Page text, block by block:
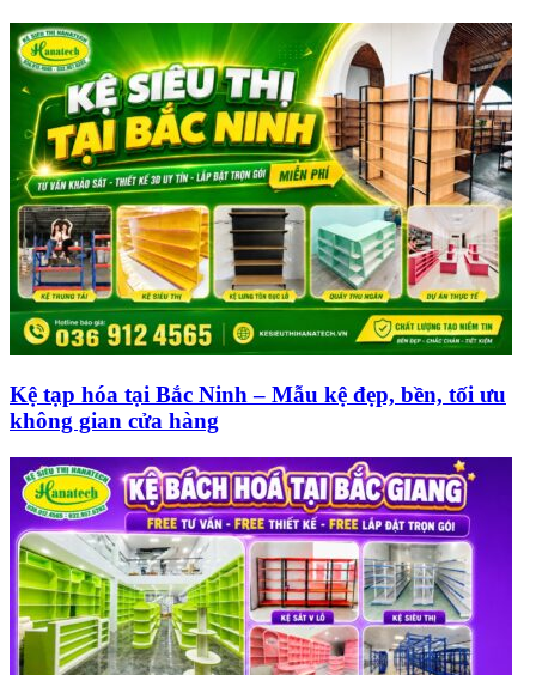
Kệ tạp hóa tại Bắc Ninh – Mẫu kệ đẹp, bền, tối ưu
không gian cửa hàng